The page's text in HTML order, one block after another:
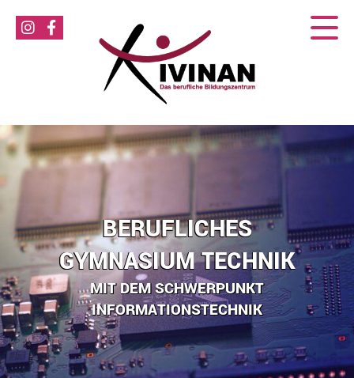
BERUFLICHES
GYMNASIUM TECHNIK
MIT DEM SCHWERPUNKT
INFORMATIONSTECHNIK